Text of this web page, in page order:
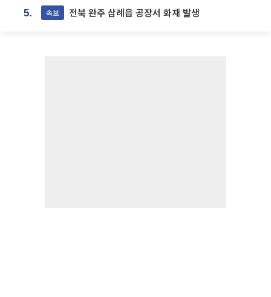
5. 속보 전북 완주 삼례읍 공장서 화재 발생